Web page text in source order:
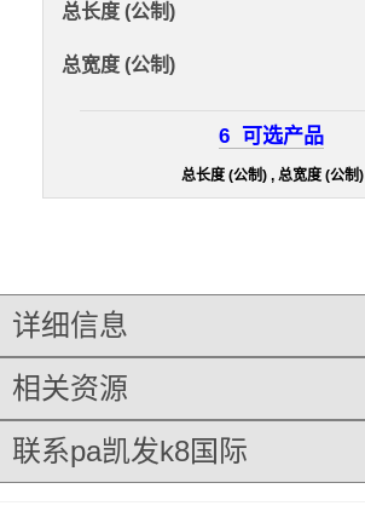
总长度 (公制)
总宽度 (公制)
6 可选产品
总长度 (公制) , 总宽度 (公制)
详细信息
相关资源
联系pa凯发k8国际